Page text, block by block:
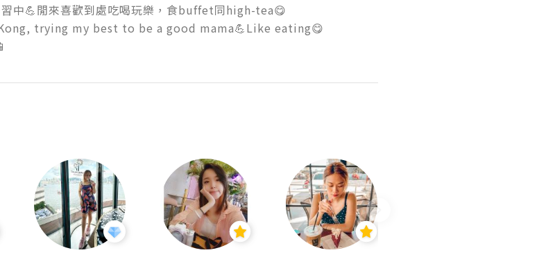
中💪閒來喜歡到處吃喝玩樂，食buffet同high-tea😋
trying my best to be a good mama💪Like eating😋